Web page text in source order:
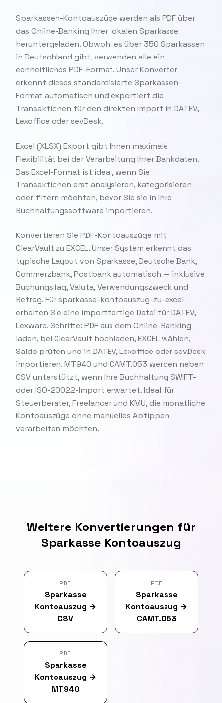
Sparkassen-Kontoauszüge werden als PDF über
das Online-Banking Ihrer lokalen Sparkasse
heruntergeladen. Obwohl es über 350 Sparkassen
in Deutschland gibt, verwenden alle ein
eenheitliches PDF-Format. Unser Konverter
erkennt dieses standardisierte Sparkassen-
Format automatisch und exportiert die
Transaktionen für den direkten Import in DATEV,
Lexoffice oder sevDesk.
Excel (XLSX) Export gibt Ihnen maximale
Flexibilität bei der Verarbeitung Ihrer Bankdaten.
Das Excel-Format ist ideal, wenn Sie
Transaktionen erst analysieren, kategorisieren
oder filtern möchten, bevor Sie sie in Ihre
Buchhaltungssoftware importieren.
Konvertieren Sie PDF-Kontoauszüge mit
ClearVault zu EXCEL. Unser System erkennt das
typische Layout von Sparkasse, Deutsche Bank,
Commerzbank, Postbank automatisch — inklusive
Buchungstag, Valuta, Verwendungszweck und
Betrag. Für sparkasse-kontoauszug-zu-excel
erhalten Sie eine importfertige Datei für DATEV,
Lexware. Schritte: PDF aus dem Online-Banking
laden, bei ClearVault hochladen, EXCEL wählen,
Saldo prüfen und in DATEV, Lexoffice oder sevDesk
importieren. MT940 und CAMT.053 werden neben
CSV unterstützt, wenn Ihre Buchhaltung SWIFT-
oder ISO-20022-Import erwartet. Ideal für
Steuerberater, Freelancer und KMU, die monatliche
Kontoauszüge ohne manuelles Abtippen
verarbeiten möchten.
Weitere Konvertierungen für
Sparkasse Kontoauszug
PDF
Sparkasse
Kontoauszug →
CSV
PDF
Sparkasse
Kontoauszug →
CAMT.053
PDF
Sparkasse
Kontoauszug →
MT940